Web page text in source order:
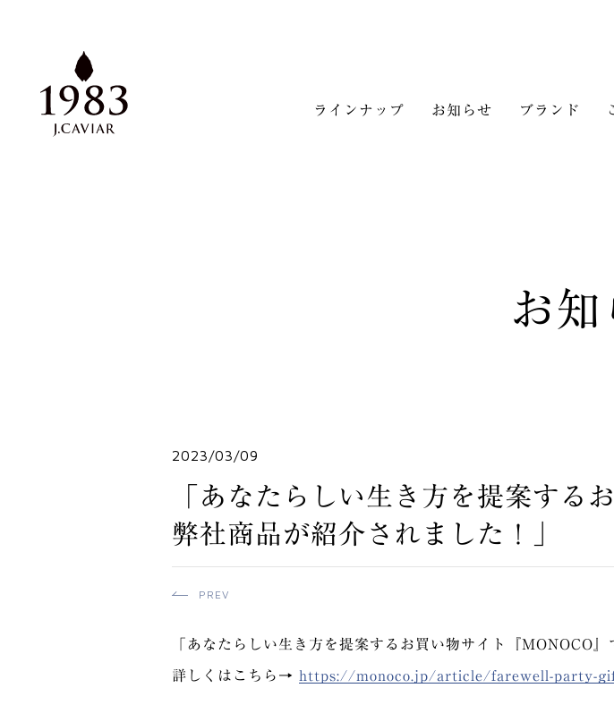
ラインナップ お知らせ ブランド
お知
2023/03/09
「あなたらしい生き方を提案する
弊社商品が紹介されました！」
PREV
「あなたらしい生き方を提案するお買い物サイト『MONOCO
詳しくはこちら→ https://monoco.jp/article/farewell-party-